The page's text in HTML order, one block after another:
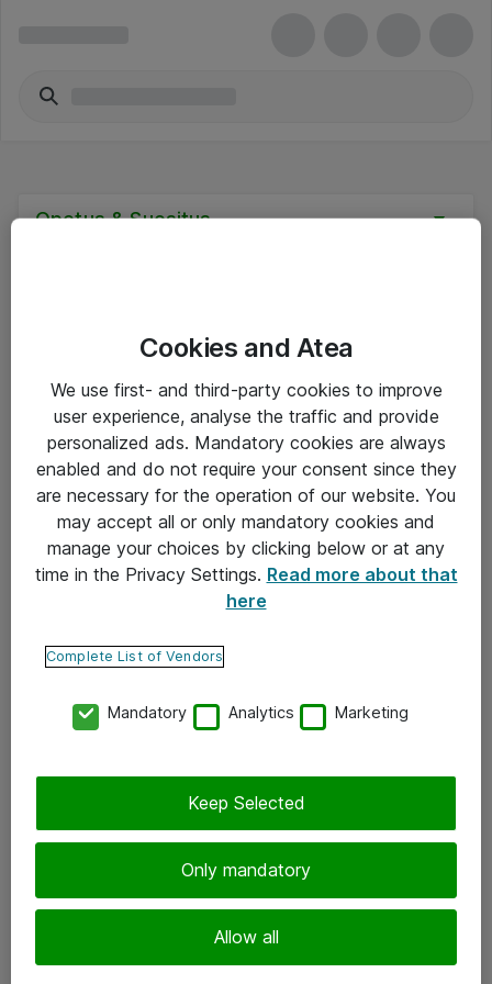
Opetus & Suositus
Hinnat eivät sisällä arvonlisäveroa
eShop Info
Takuu- ja huolto-ohjeet
Yleiset toimitusehdot
Yhteystiedot
Ota yhteyttä
Cookies and Atea
We use first- and third-party cookies to improve
user experience, analyse the traffic and provide
personalized ads. Mandatory cookies are always
enabled and do not require your consent since they
are necessary for the operation of our website. You
may accept all or only mandatory cookies and
manage your choices by clicking below or at any
time in the Privacy Settings. Read more about that
here
Complete List of Vendors
Mandatory Analytics Marketing
Only mandatory
Allow all
Keep Selected